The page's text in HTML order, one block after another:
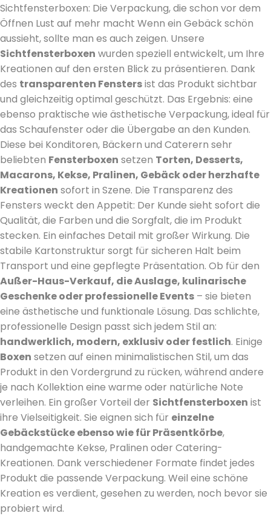
Sichtfensterboxen: Die Verpackung, die schon vor dem
Öffnen Lust auf mehr macht Wenn ein Gebäck schön
aussieht, sollte man es auch zeigen. Unsere
Sichtfensterboxen wurden speziell entwickelt, um Ihre
Kreationen auf den ersten Blick zu präsentieren. Dank
des transparenten Fenstersist das Produkt sichtbar
und gleichzeitig optimal geschützt. Das Ergebnis: eine
ebenso praktische wie ästhetische Verpackung, ideal für
das Schaufenster oder die Übergabe an den Kunden.
Diese bei Konditoren, Bäckern und Caterern sehr
beliebten Fensterboxen setzen Torten, Desserts,
Macarons, Kekse, Pralinen, Gebäck oder herzhafte
Kreationen sofort in Szene. Die Transparenz des
Fensters weckt den Appetit: Der Kunde sieht sofort die
Qualität, die Farben und die Sorgfalt, die im Produkt
stecken. Ein einfaches Detail mit großer Wirkung. Die
stabile Kartonstruktur sorgt für sicheren Halt beim
Transport und eine gepflegte Präsentation. Ob für den
Außer-Haus-Verkauf, die Auslage, kulinarische
Geschenke oder professionelle Events – sie bieten
eine ästhetische und funktionale Lösung. Das schlichte,
professionelle Design passt sich jedem Stil an:
handwerklich, modern, exklusiv oder festlich. Einige
Boxen setzen auf einen minimalistischen Stil, um das
Produkt in den Vordergrund zu rücken, während andere
je nach Kollektion eine warme oder natürliche Note
verleihen. Ein großer Vorteil der Sichtfensterboxen ist
ihre Vielseitigkeit. Sie eignen sich für einzelne
Gebäckstücke ebenso wie für Präsentkörbe,
handgemachte Kekse, Pralinen oder Catering-
Kreationen. Dank verschiedener Formate findet jedes
Produkt die passende Verpackung. Weil eine schöne
Kreation es verdient, gesehen zu werden, noch bevor sie
probiert wird.